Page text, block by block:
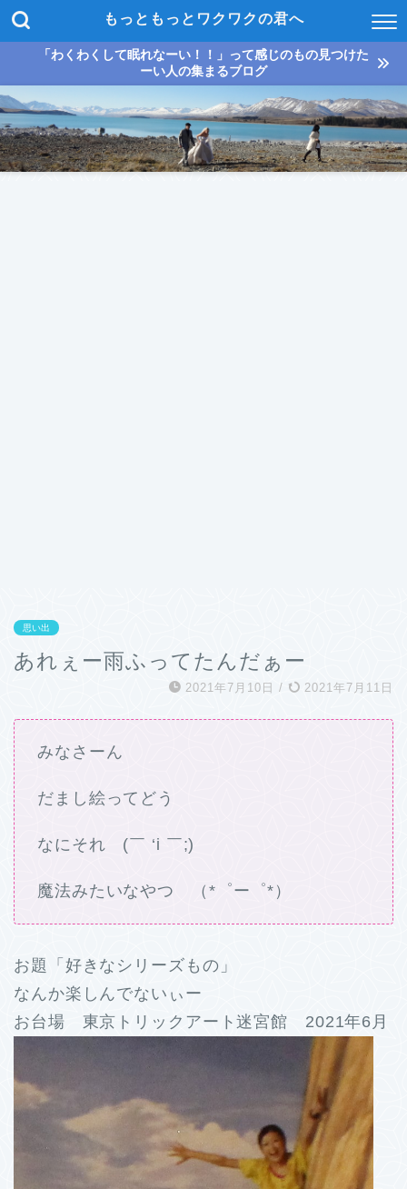
もっともっとワクワクの君へ
「わくわくして眠れなーい！！」って感じのもの見つけた
ーい人の集まるブログ
思い出
あれぇー雨ふってたんだぁー
2021年7月10日 / 2021年7月11日
みなさーん
だまし絵ってどう
なにそれ (￣ ‘i ￣;)
魔法みたいなやつ （*゜ー゜*）
お題「好きなシリーズもの」
なんか楽しんでないぃー
お台場 東京トリックアート迷宮館 2021年6月